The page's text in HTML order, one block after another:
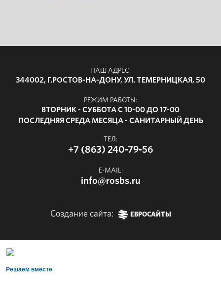
НАШ АДРЕС:
344002, Г.РОСТОВ-НА-ДОНУ, УЛ. ТЕМЕРНИЦКАЯ, 50
РЕЖИМ РАБОТЫ:
ВТОРНИК - СУББОТА С 10-00 ДО 17-00
ПОСЛЕДНЯЯ СРЕДА МЕСЯЦА - САНИТАРНЫЙ ДЕНЬ
ТЕЛ:
+7 (863) 240-79-56
E-MAIL:
info@rosbs.ru
Создание сайта: ЕВРОСАЙТЫ
Решаем вместе